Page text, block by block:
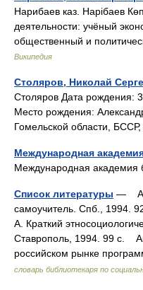
Нарибаев каз. Нарібаев
деятельности: учёный
общественный и
Википедия
Столяров, Николай
Столяров Дата рождения:
Место рождения:
Гомельской области,
Международная
Международная
Список литературы —
самоучитель. Спб., 1994.
А. Краткий
Ставрополь, 1994. 99 с.
российском рынке
словарь библиотекаря по